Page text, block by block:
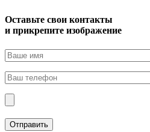
Оставьте свои контакты
и прикрепите изображение